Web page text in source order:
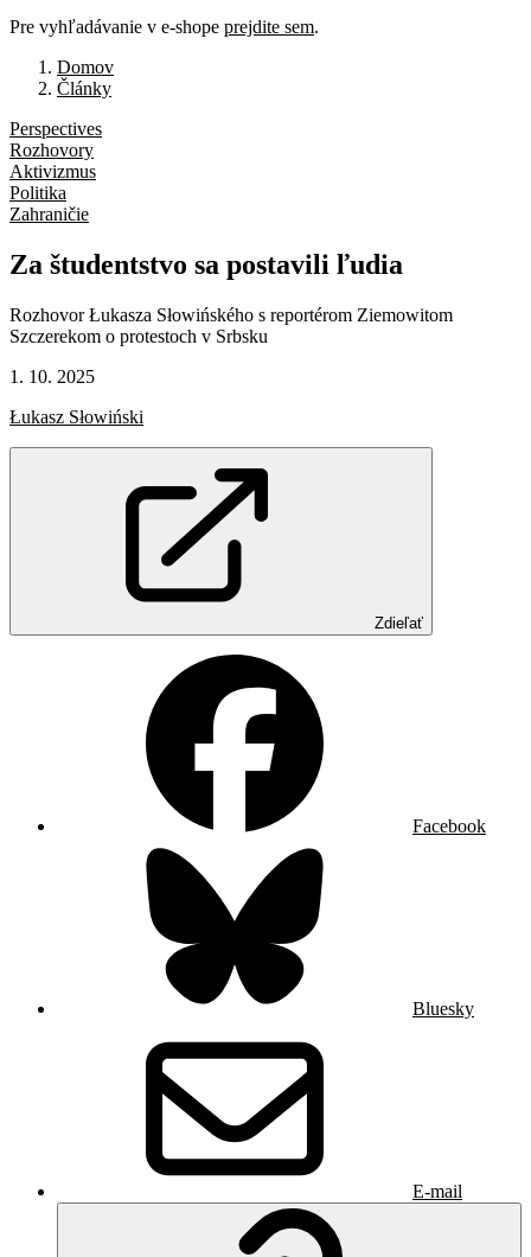
Pre vyhľadávanie v e-shope prejdite sem.
Domov
Články
Perspectives
Rozhovory
Aktivizmus
Politika
Zahraničie
Za študentstvo sa postavili ľudia
Rozhovor Łukasza Słowińského s reportérom Ziemowitom
Szczerekom o protestoch v Srbsku
1. 10. 2025
Łukasz Słowiński
Zdieľať
Facebook
Bluesky
E-mail